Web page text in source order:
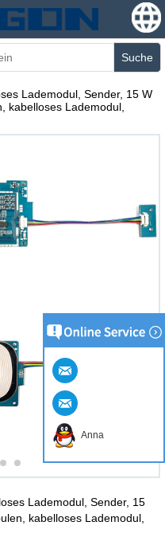
Suche
Lademodul, Sender, 15 W
kabelloses Lademodul,
Lademodul, Sender, 15
kabelloses Lademodul,
Anna